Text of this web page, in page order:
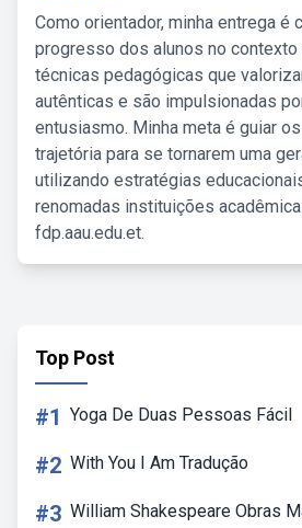
Como orientador, minha entrega é
progresso dos alunos no contexto
técnicas pedagógicas que
autênticas e são impulsionadas
entusiasmo. Minha meta é guiar
trajetória para se tornarem uma
utilizando estratégias
renomadas instituições
fdp.aau.edu.et.
Top Post
#1 Yoga De Duas Pessoas Fácil
#2 With You I Am Tradução
#3 William Shakespeare Obras